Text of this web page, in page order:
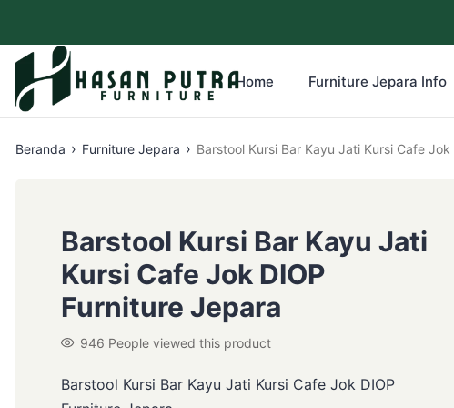
Home Furniture Jepara Info
Beranda › Furniture Jepara ›
Barstool Kursi Bar Kayu Jati
Kursi Cafe Jok DIOP
Furniture Jepara
946 People viewed this product
Barstool Kursi Bar Kayu Jati Kursi Cafe Jok DIOP